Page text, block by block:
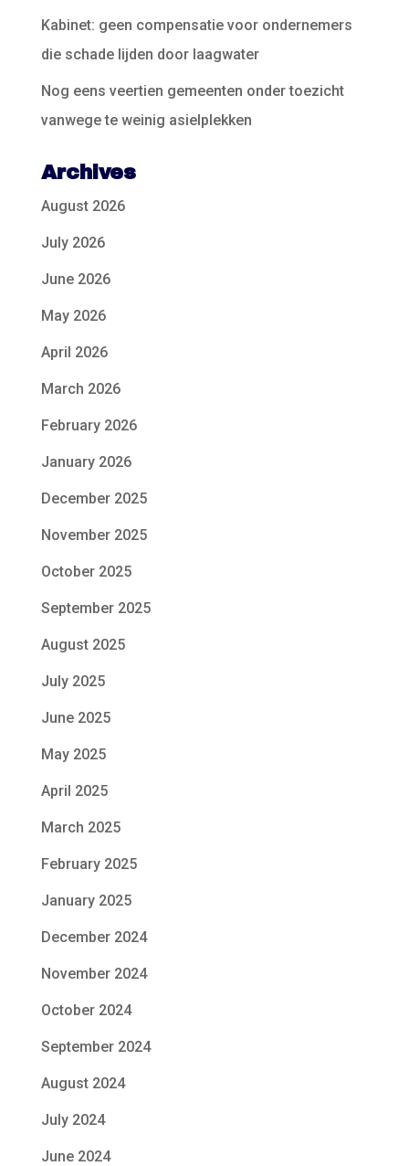
Kabinet: geen compensatie voor ondernemers
die schade lijden door laagwater
Nog eens veertien gemeenten onder toezicht
vanwege te weinig asielplekken
Archives
August 2026
July 2026
June 2026
May 2026
April 2026
March 2026
February 2026
January 2026
December 2025
November 2025
October 2025
September 2025
August 2025
July 2025
June 2025
May 2025
April 2025
March 2025
February 2025
January 2025
December 2024
November 2024
October 2024
September 2024
August 2024
July 2024
June 2024